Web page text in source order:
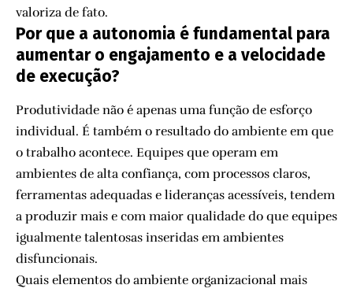
valoriza de fato.
Por que a autonomia é fundamental para
aumentar o engajamento e a velocidade
de execução?
Produtividade não é apenas uma função de esforço
individual. É também o resultado do ambiente em que
o trabalho acontece. Equipes que operam em
ambientes de alta confiança, com processos claros,
ferramentas adequadas e lideranças acessíveis, tendem
a produzir mais e com maior qualidade do que equipes
igualmente talentosas inseridas em ambientes
disfuncionais.
Quais elementos do ambiente organizacional mais